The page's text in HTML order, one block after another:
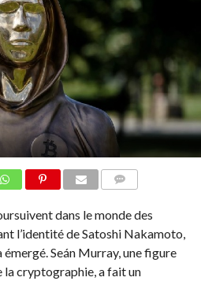
dans le monde des
l’identité de Satoshi Nakamoto,
Seán Murray, une figure
la cryptographie, a fait un